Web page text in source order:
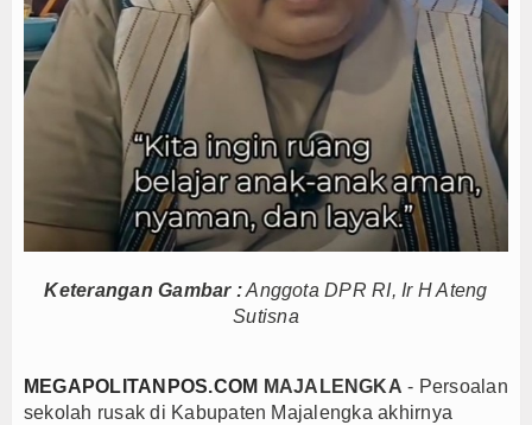
Bupati Lepas Kontingen Barito Utara Ikuti
Menteri UMKM Dorong APPI Perkuat Pasar
Menko Polkam Ajak LPM Berani Ambil Langkah
M.Rifa\'i : Musancab Targetkan 14 Kursi
Launching Kopi Bubuk Konvensional Jos Jiz
Operasi Laut Gabungan Sita 1,3 Ton Ketamine,
Pramono Anung Dukung Kolaborasi Bank
Sambut HUT RI ke-81, Wali Kota Depok Sebar
Bukan Sekadar Sponsor, Bank Jakarta Bangun
Yayasan Kreshna dan RS Husada Jakarta
Menteri UMKM Dorong APPI Perkuat Pasar
Menko Polkam Ajak LPM Berani Ambil Langkah
Keterangan Gambar :Anggota DPR RI, Ir H Ateng
Sutisna
MEGAPOLITANPOS.COM MAJALENGKA - Persoalan
sekolah rusak di Kabupaten Majalengka akhirnya